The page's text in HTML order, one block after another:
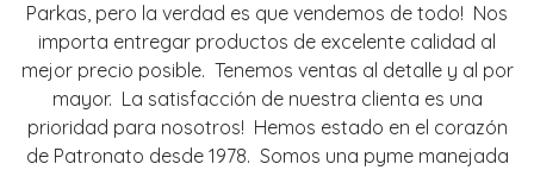
Parkas, pero la verdad es que vendemos de todo! Nos
importa entregar productos de excelente calidad al
mejor precio posible. Tenemos ventas al detalle y al por
mayor. La satisfacción de nuestra clienta es una
prioridad para nosotros! Hemos estado en el corazón
de Patronato desde 1978. Somos una pyme manejada